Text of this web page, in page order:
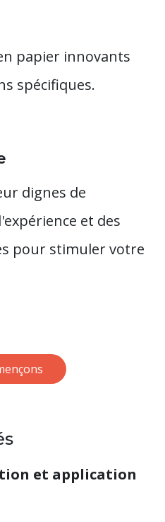
papier innovants
spécifiques.
dignes de
et des
pour stimuler votre
et application